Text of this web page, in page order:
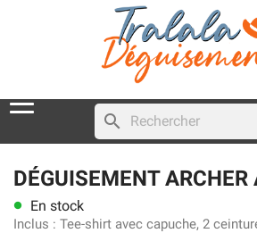
search
DÉGUISEMENT ARCHER
lens En stock
Inclus : Tee-shirt avec capuche, 2